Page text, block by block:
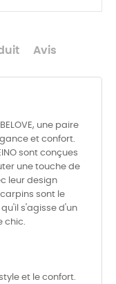
Avis
une paire
et confort.
sont conçues
une touche de
leur design
sont le
s'agisse d'un
chic.
et le confort.